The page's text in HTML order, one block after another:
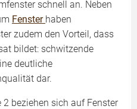
schnell an. Neben
Fenster haben
zudem den Vorteil, dass
bildet: schwitzende
deutliche
dar.
2 beziehen sich auf Fenster